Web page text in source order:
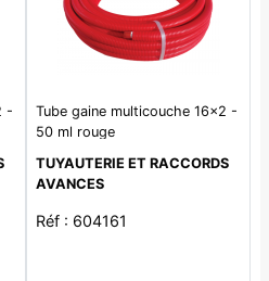
-
Tube gaine multicouche 16x2 -
50 ml rouge
TUYAUTERIE ET RACCORDS
AVANCES
Réf : 604161